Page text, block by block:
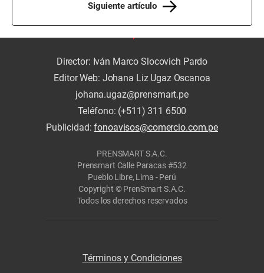
Siguiente artículo
Director: Iván Marco Slocovich Pardo
Editor Web: Johana Liz Ugaz Oscanoa
johana.ugaz@prensmart.pe
Teléfono: (+511) 311 6500
Publicidad:fonoavisos@comercio.com.pe
PRENSMART S.A.C.
Prensmart Calle Paracas #532
Pueblo Libre, Lima - Perú
Copyright © PrenSmart S.A.C.
Todos los derechos reservados
Términos y Condiciones